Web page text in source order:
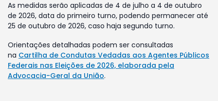
As medidas serão aplicadas de 4 de julho a 4 de outubro
de 2026, data do primeiro turno, podendo permanecer até
25 de outubro de 2026, caso haja segundo turno.
Orientações detalhadas podem ser consultadas
na Cartilha de Condutas Vedadas aos Agentes Públicos
Federais nas Eleições de 2026, elaborada pela
Advocacia-Geral da União.